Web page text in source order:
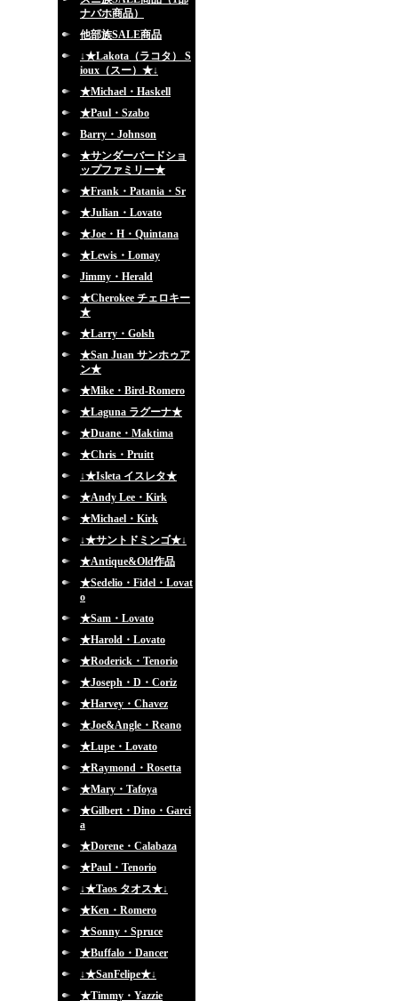
ナバホ商品）
他部族SALE商品
↓★Lakota（ラコタ） S
ioux（スー）★↓
★Michael・Haskell
★Paul・Szabo
Barry・Johnson
★サンダーバードショ
ップファミリー★
★Frank・Patania・Sr
★Julian・Lovato
★Joe・H・Quintana
★Lewis・Lomay
Jimmy・Herald
★Cherokee チェロキー
★
★Larry・Golsh
★San Juan サンホゥア
ン★
★Mike・Bird-Romero
★Laguna ラグーナ★
★Duane・Maktima
★Chris・Pruitt
↓★Isleta イスレタ★
★Andy Lee・Kirk
★Michael・Kirk
↓★サントドミンゴ★↓
★Antique&Old作品
★Sedelio・Fidel・Lovat
o
★Sam・Lovato
★Harold・Lovato
★Roderick・Tenorio
★Joseph・D・Coriz
★Harvey・Chavez
★Joe&Angle・Reano
★Lupe・Lovato
★Raymond・Rosetta
★Mary・Tafoya
★Gilbert・Dino・Garci
a
★Dorene・Calabaza
★Paul・Tenorio
↓★Taos タオス★↓
★Ken・Romero
★Sonny・Spruce
★Buffalo・Dancer
↓★SanFelipe★↓
★Timmy・Yazzie